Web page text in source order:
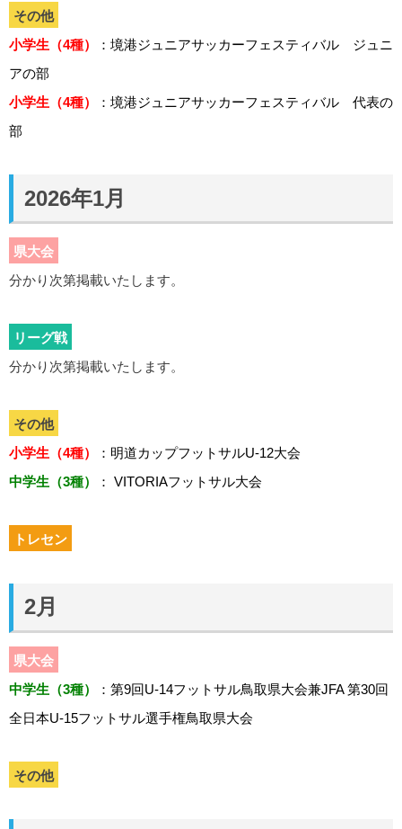
その他
小学生（4種）
：境港ジュニアサッカーフェスティバル ジュニ
アの部
小学生（4種）
：境港ジュニアサッカーフェスティバル 代表の
部
2026年1月
県大会
分かり次第掲載いたします。
リーグ戦
分かり次第掲載いたします。
その他
小学生（4種）
：明道カップフットサルU-12大会
中学生（3種）
： VITORIAフットサル大会
トレセン
2月
県大会
中学生（3種）
：第9回U-14フットサル鳥取県大会兼JFA 第30回
全日本U-15フットサル選手権鳥取県大会
その他